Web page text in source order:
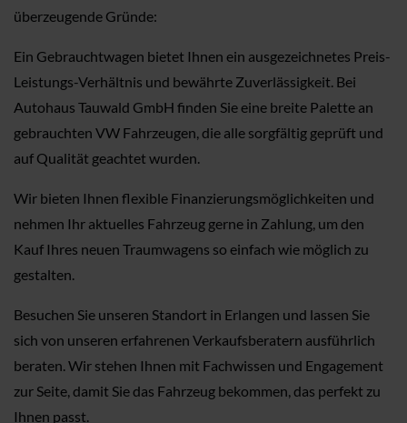
überzeugende Gründe:
Ein Gebrauchtwagen bietet Ihnen ein ausgezeichnetes Preis-
Leistungs-Verhältnis und bewährte Zuverlässigkeit. Bei
Autohaus Tauwald GmbH finden Sie eine breite Palette an
gebrauchten VW Fahrzeugen, die alle sorgfältig geprüft und
auf Qualität geachtet wurden.
Wir bieten Ihnen flexible Finanzierungsmöglichkeiten und
nehmen Ihr aktuelles Fahrzeug gerne in Zahlung, um den
Kauf Ihres neuen Traumwagens so einfach wie möglich zu
gestalten.
Besuchen Sie unseren Standort in Erlangen und lassen Sie
sich von unseren erfahrenen Verkaufsberatern ausführlich
beraten. Wir stehen Ihnen mit Fachwissen und Engagement
zur Seite, damit Sie das Fahrzeug bekommen, das perfekt zu
Ihnen passt.